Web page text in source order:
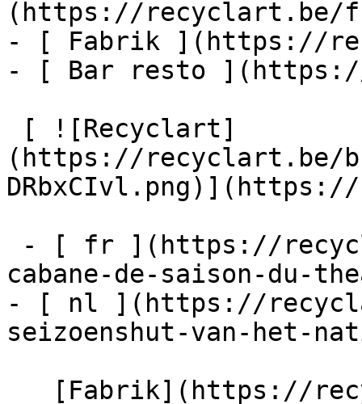
(https://recyclart.be/
- [ Fabrik ](https://
- [ Bar resto
(https://recyclart.be/
cabane-de-saison-du-
- [ nl ](https://
seizoenshut-van-het-